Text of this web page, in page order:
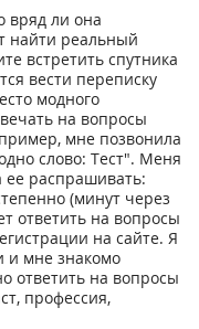
вряд ли она
найти реальный
встретить спутника
вести переписку
модного
на вопросы
мне позвонила
слово: Тест". Меня
ее распрашивать:
(минут через
ответить на вопросы
на сайте. Я
и мне знакомо
ответить на вопросы
профессия,